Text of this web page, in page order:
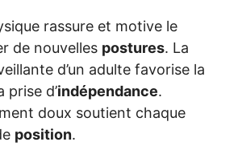
rassure et motive le
de nouvelles postures. La
d’un adulte favorise la
prise d’indépendance.
doux soutient chaque
position.